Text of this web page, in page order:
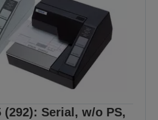
(292): Serial, w/o PS,